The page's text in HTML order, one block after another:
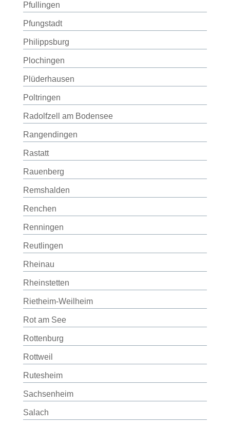
Pfullingen
Pfungstadt
Philippsburg
Plochingen
Plüderhausen
Poltringen
Radolfzell am Bodensee
Rangendingen
Rastatt
Rauenberg
Remshalden
Renchen
Renningen
Reutlingen
Rheinau
Rheinstetten
Rietheim-Weilheim
Rot am See
Rottenburg
Rottweil
Rutesheim
Sachsenheim
Salach